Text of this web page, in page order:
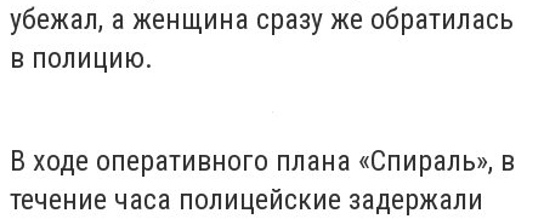
убежал, а женщина сразу же обратилась
в полицию.
В ходе оперативного плана «Спираль», в
течение часа полицейские задержали